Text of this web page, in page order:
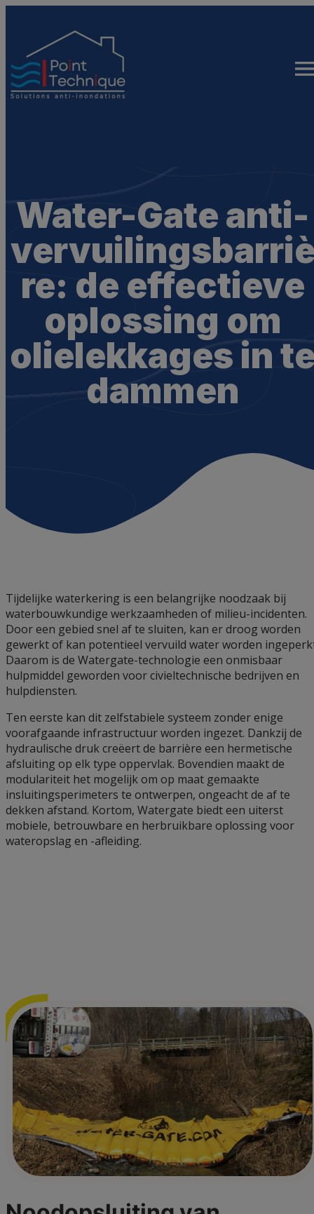
inhoud
Water-Gate anti-
re: de effectieve
oplossing om
olielekkages in
dammen
Tijdelijke waterkering is een belangrijke noodzaak bij
waterbouwkundige werkzaamheden of milieu-incidenten.
Door een gebied snel af te sluiten, kan er droog worden
gewerkt of kan potentieel vervuild water worden
Daarom is de Watergate-technologie een onmisbaar
hulpmiddel geworden voor civieltechnische bedrijven en
hulpdiensten.
Ten eerste kan dit zelfstabiele systeem zonder enige
voorafgaande infrastructuur worden ingezet. Dankzij de
hydraulische druk creëert de barrière een hermetische
afsluiting op elk type oppervlak. Bovendien maakt de
modulariteit het mogelijk om op maat gemaakte
insluitingsperimeters te ontwerpen, ongeacht de af te
dekken afstand. Kortom, Watergate biedt een uiterst
mobiele, betrouwbare en herbruikbare oplossing voor
wateropslag en -afleiding.